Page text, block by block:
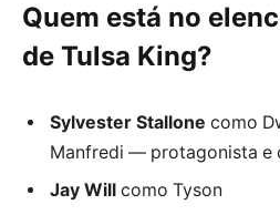
Quem está no
de Tulsa King?
Sylvester Stallone como
Manfredi — protagonista e
Jay Will como Tyson